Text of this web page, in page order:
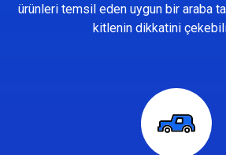
ürünleri temsil eden uygun bir araba
kitlenin dikkatini